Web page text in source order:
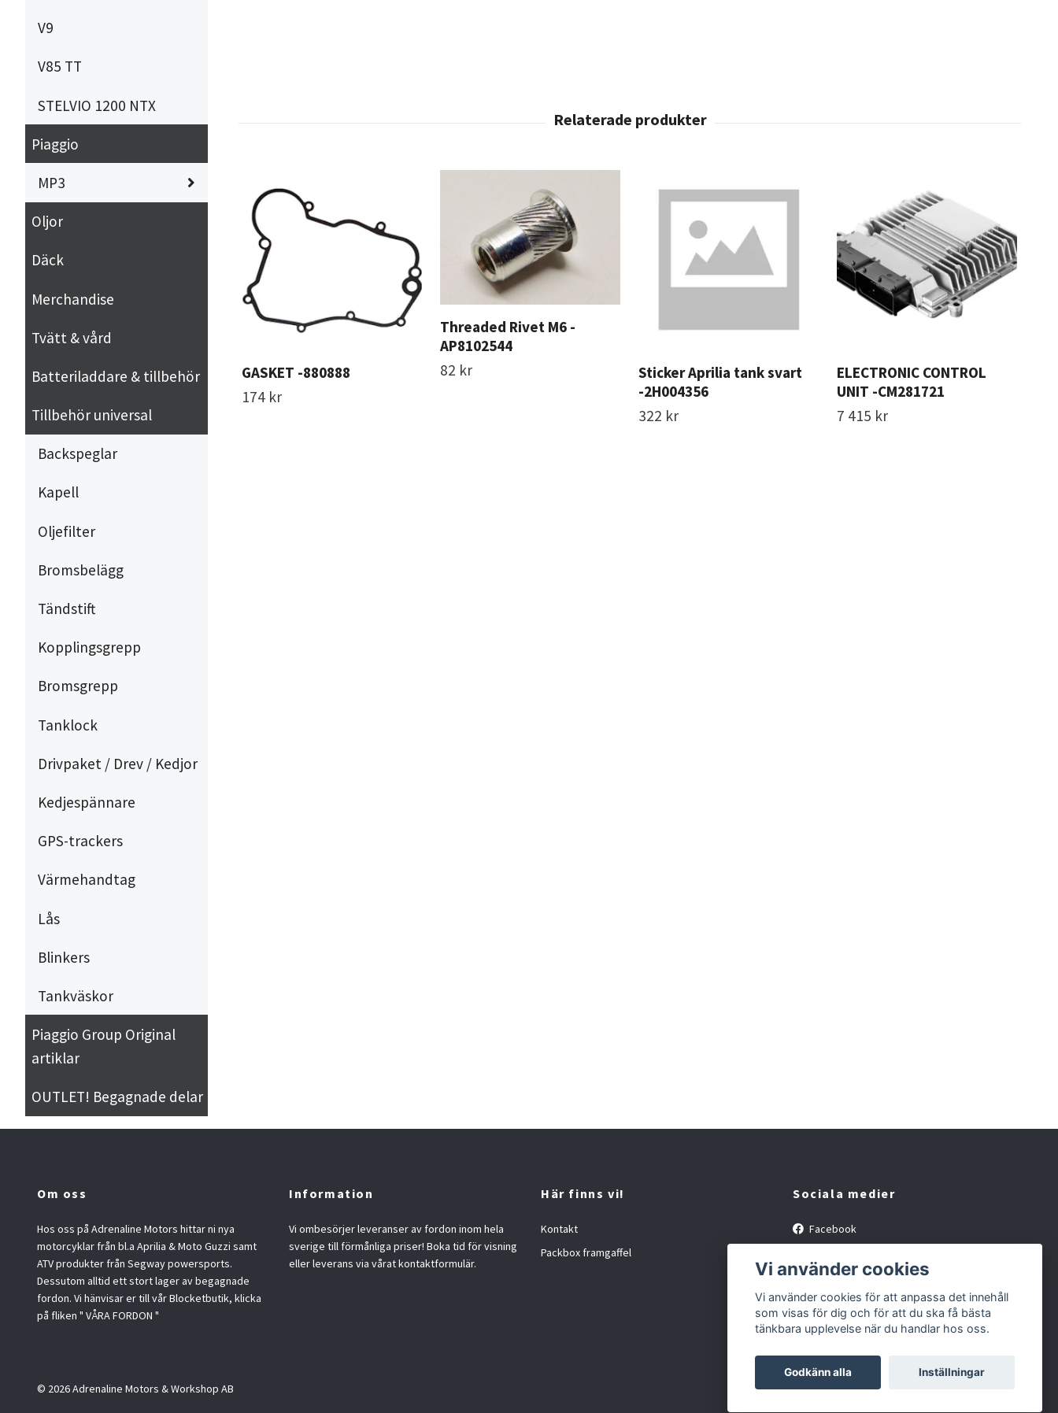
V9
V85 TT
STELVIO 1200 NTX
Piaggio
MP3
Oljor
Däck
Merchandise
Tvätt & vård
Batteriladdare & tillbehör
Tillbehör universal
Backspeglar
Kapell
Oljefilter
Bromsbelägg
Tändstift
Kopplingsgrepp
Bromsgrepp
Tanklock
Drivpaket / Drev / Kedjor
Kedjespännare
GPS-trackers
Värmehandtag
Lås
Blinkers
Tankväskor
Piaggio Group Original
artiklar
OUTLET! Begagnade delar
GASKET -880888
174 kr
Threaded Rivet M6 -
AP8102544
82 kr
Sticker Aprilia tank svart
-2H004356
322 kr
ELECTRONIC CONTROL
UNIT -CM281721
7 415 kr
Om oss
Hos oss på Adrenaline Motors hittar ni nya
motorcyklar från bl.a Aprilia & Moto Guzzi samt
ATV produkter från Segway powersports.
Dessutom alltid ett stort lager av begagnade
fordon. Vi hänvisar er till vår Blocketbutik, klicka
på fliken " VÅRA FORDON "
Information
Vi ombesörjer leveranser av fordon inom hela
sverige till förmånliga priser! Boka tid för visning
eller leverans via vårat kontaktformulär.
Här finns vi!
Kontakt
Packbox framgaffel
Sociala medier
Facebook
© 2026 Adrenaline Motors & Workshop AB
Vi använder cookies
Vi använder cookies för att anpassa det innehåll
som visas för dig och för att du ska få bästa
tänkbara upplevelse när du handlar hos oss.
Godkänn alla Inställningar